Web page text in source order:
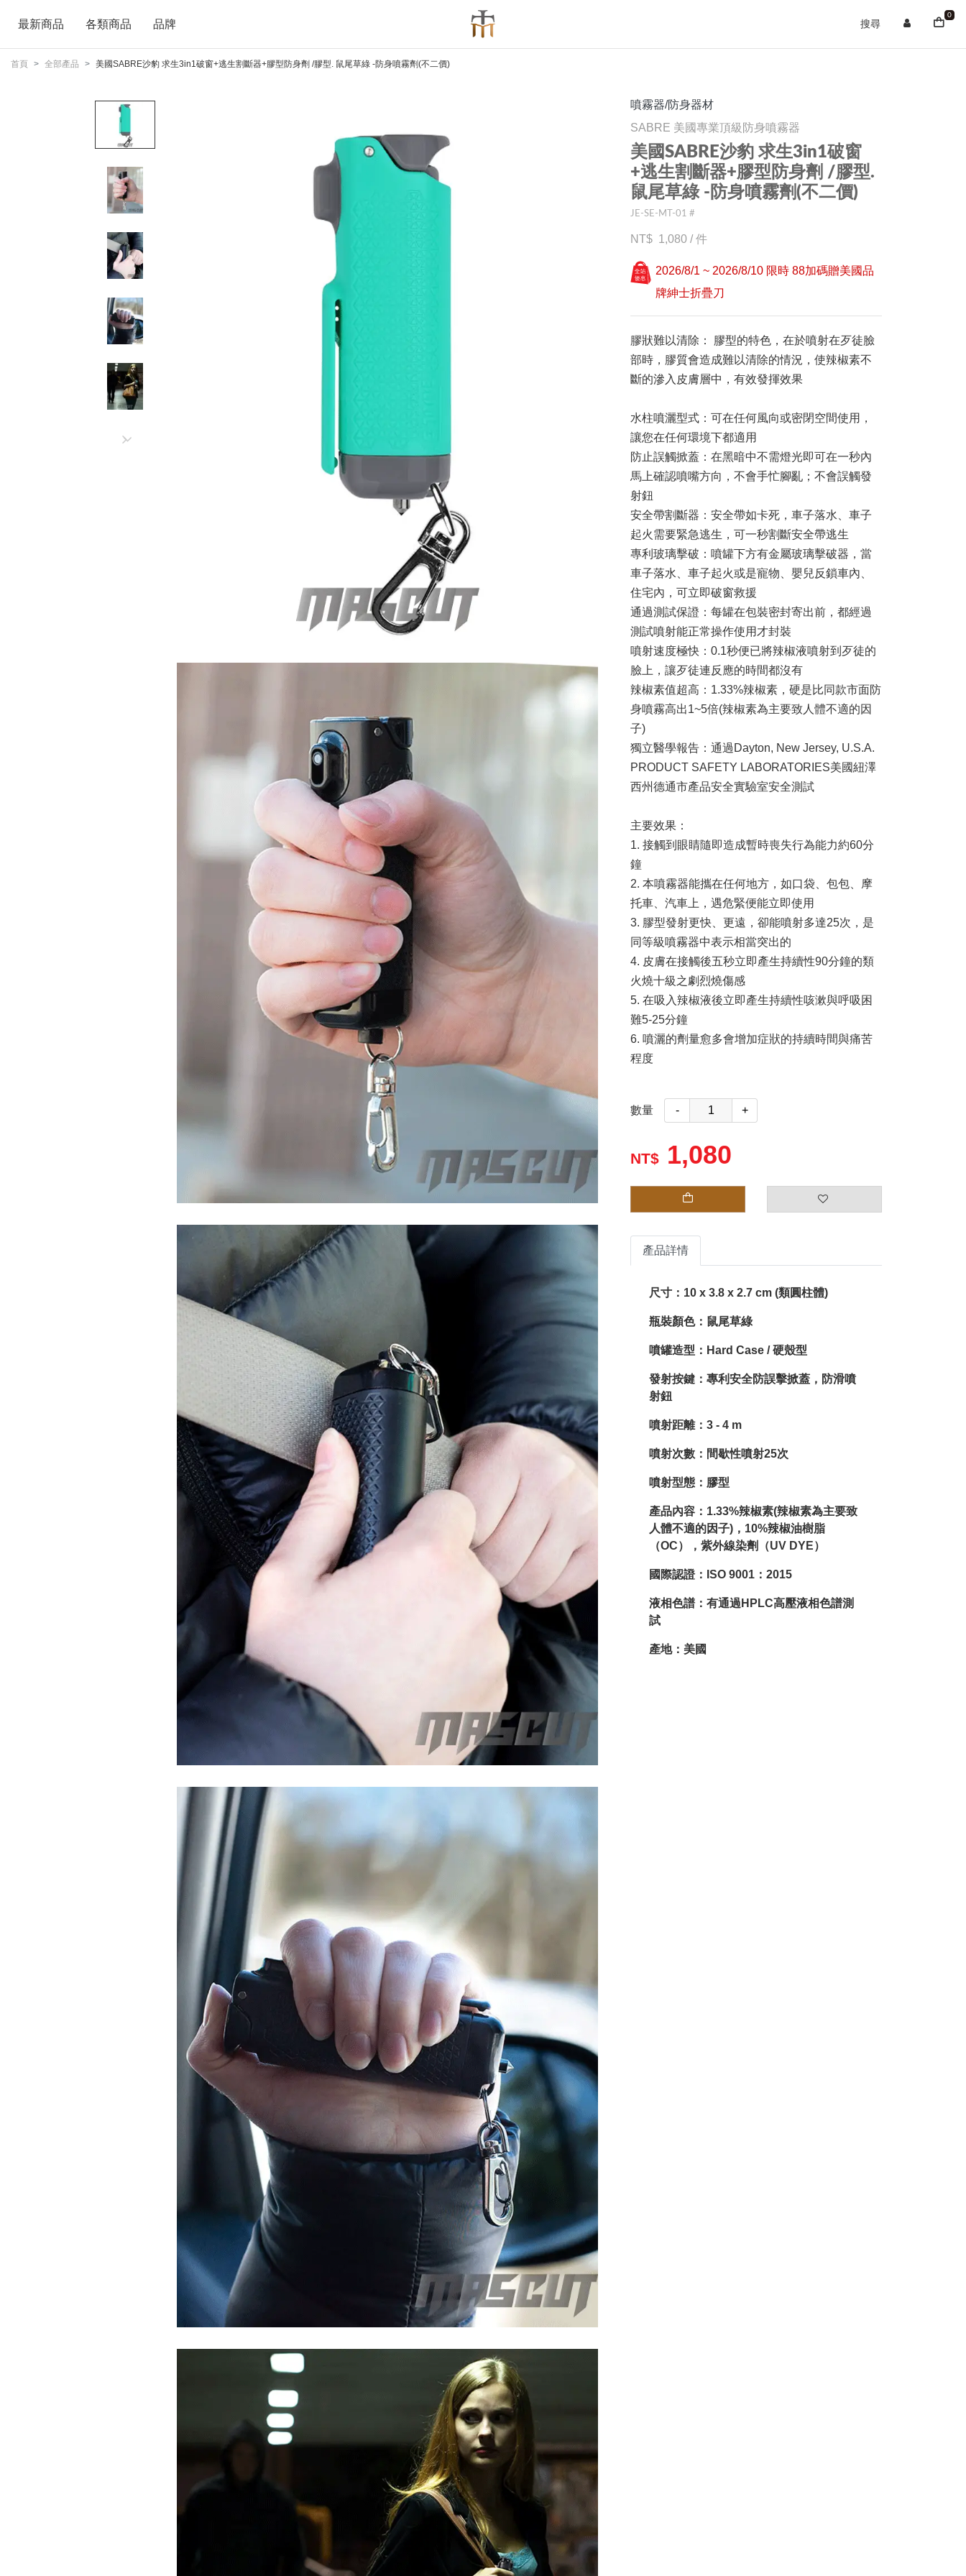
最新商品 各類商品 品牌 搜尋
0
首頁 全部產品 美國SABRE沙豹 求生3in1破窗+逃生割斷器+膠型防身劑 /膠型. 鼠尾草綠 -防身噴霧劑(不二價)
噴霧器/防身器材
SABRE 美國專業頂級防身噴霧器
美國SABRE沙豹 求生3in1破窗
+逃生割斷器+膠型防身劑 /膠型.
鼠尾草綠 -防身噴霧劑(不二價)
JE-SE-MT-01 #
1,080 /件
2026/8/1 ~ 2026/8/10 限時 88加碼贈美國品
牌紳士折疊刀
膠狀難以清除： 膠型的特色，在於噴射在歹徒臉
部時，膠質會造成難以清除的情況，使辣椒素不
斷的滲入皮膚層中，有效發揮效果
水柱噴灑型式：可在任何風向或密閉空間使用，
讓您在任何環境下都適用
防止誤觸掀蓋：在黑暗中不需燈光即可在一秒內
馬上確認噴嘴方向，不會手忙腳亂；不會誤觸發
射鈕
安全帶割斷器：安全帶如卡死，車子落水、車子
起火需要緊急逃生，可一秒割斷安全帶逃生
專利玻璃擊破：噴罐下方有金屬玻璃擊破器，當
車子落水、車子起火或是寵物、嬰兒反鎖車內、
住宅內，可立即破窗救援
通過測試保證：每罐在包裝密封寄出前，都經過
測試噴射能正常操作使用才封裝
噴射速度極快：0.1秒便已將辣椒液噴射到歹徒的
臉上，讓歹徒連反應的時間都沒有
辣椒素值超高：1.33%辣椒素，硬是比同款市面防
身噴霧高出1~5倍(辣椒素為主要致人體不適的因
子)
獨立醫學報告：通過Dayton, New Jersey, U.S.A.
PRODUCT SAFETY LABORATORIES美國紐澤
西州德通市產品安全實驗室安全測試
主要效果：
1. 接觸到眼睛隨即造成暫時喪失行為能力約60分
鐘
2. 本噴霧器能攜在任何地方，如口袋、包包、摩
托車、汽車上，遇危緊便能立即使用
3. 膠型發射更快、更遠，卻能噴射多達25次，是
同等級噴霧器中表示相當突出的
4. 皮膚在接觸後五秒立即產生持續性90分鐘的類
火燒十級之劇烈燒傷感
5. 在吸入辣椒液後立即產生持續性咳漱與呼吸困
難5-25分鐘
6. 噴灑的劑量愈多會增加症狀的持續時間與痛苦
程度
數量 - +
1,080
產品詳情
尺寸：10 x 3.8 x 2.7 cm (類圓柱體)
瓶裝顏色：鼠尾草綠
噴罐造型：Hard Case / 硬殼型
發射按鍵：專利安全防誤擊掀蓋，防滑噴
射鈕
噴射距離：3 - 4 m
噴射次數：間歇性噴射25次
噴射型態：膠型
產品內容：1.33%辣椒素(辣椒素為主要致
人體不適的因子)，10%辣椒油樹脂
（OC），紫外線染劑（UV DYE）
國際認證：ISO 9001：2015
液相色譜：有通過HPLC高壓液相色譜測
試
產地：美國